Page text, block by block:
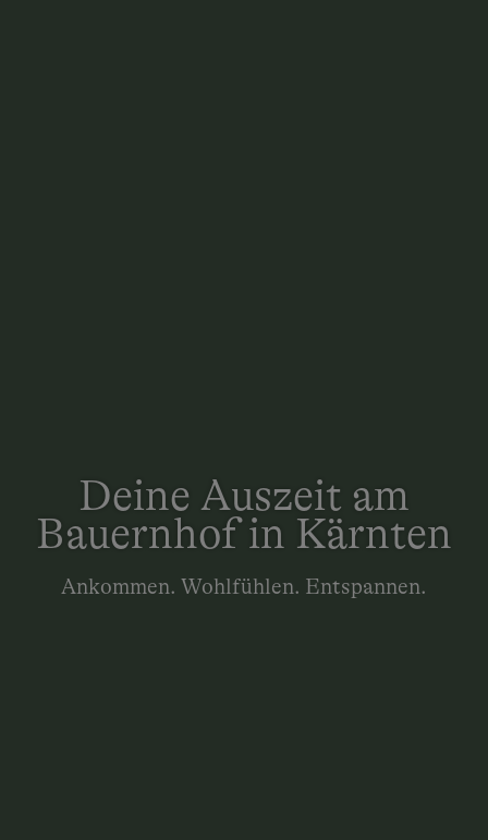
Deine Auszeit am
Bauernhof in Kärnten
Ankommen. Wohlfühlen. Entspannen.